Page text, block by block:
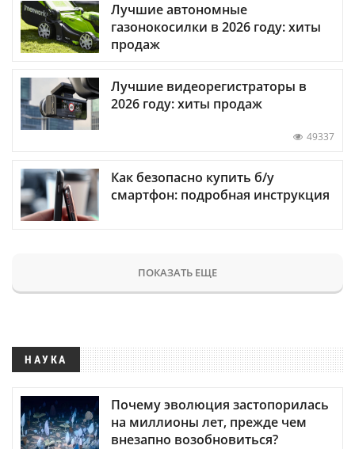
Лучшие автономные
газонокосилки в 2026 году: хиты
продаж
Лучшие видеорегистраторы в
2026 году: хиты продаж
49337
Как безопасно купить б/у
смартфон: подробная инструкция
ПОКАЗАТЬ ЕЩЕ
НАУКА
Почему эволюция застопорилась
на миллионы лет, прежде чем
внезапно возобновиться?